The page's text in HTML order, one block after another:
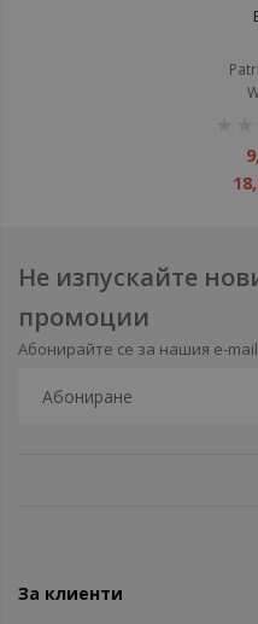
Не изпускайте
промоции
Абонирайте се за нашия e-
За клиенти